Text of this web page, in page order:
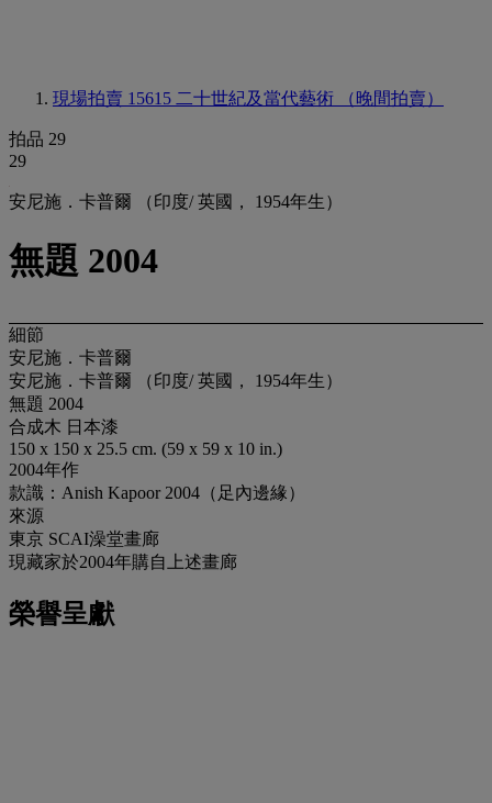
現場拍賣 15615 二十世紀及當代藝術 （晚間拍賣）
拍品 29
29
安尼施．卡普爾 （印度/ 英國， 1954年生）
無題 2004
細節
安尼施．卡普爾
安尼施．卡普爾 （印度/ 英國， 1954年生）
無題 2004
合成木 日本漆
150 x 150 x 25.5 cm. (59 x 59 x 10 in.)
2004年作
款識：Anish Kapoor 2004（足內邊緣）
來源
東京 SCAI澡堂畫廊
現藏家於2004年購自上述畫廊
榮譽呈獻